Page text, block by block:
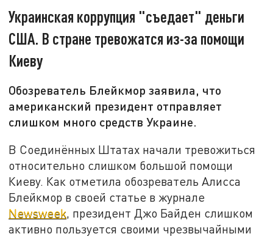
Украинская коррупция "съедает" деньги
США. В стране тревожатся из-за помощи
Киеву
Обозреватель Блейкмор заявила, что
американский президент отправляет
слишком много средств Украине.
В Соединённых Штатах начали тревожиться
относительно слишком большой помощи
Киеву. Как отметила обозреватель Алисса
Блейкмор в своей статье в журнале
Newsweek, президент Джо Байден слишком
активно пользуется своими чрезвычайными